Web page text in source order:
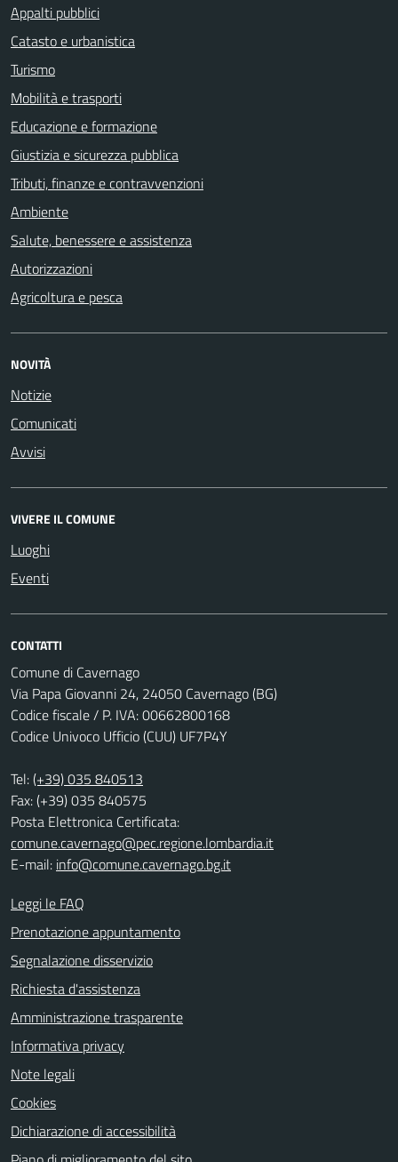
Appalti pubblici
Catasto e urbanistica
Turismo
Mobilità e trasporti
Educazione e formazione
Giustizia e sicurezza pubblica
Tributi, finanze e contravvenzioni
Ambiente
Salute, benessere e assistenza
Autorizzazioni
Agricoltura e pesca
NOVITÀ
Notizie
Comunicati
Avvisi
VIVERE IL COMUNE
Luoghi
Eventi
CONTATTI
Comune di Cavernago
Via Papa Giovanni 24, 24050 Cavernago (BG)
Codice fiscale / P. IVA: 00662800168
Codice Univoco Ufficio (CUU) UF7P4Y
Tel:(+39) 035 840513
Fax: (+39) 035 840575
Posta Elettronica Certificata:
comune.cavernago@pec.regione.lombardia.it
E-mail: info@comune.cavernago.bg.it
Leggi le FAQ
Prenotazione appuntamento
Segnalazione disservizio
Richiesta d'assistenza
Amministrazione trasparente
Informativa privacy
Note legali
Cookies
Dichiarazione di accessibilità